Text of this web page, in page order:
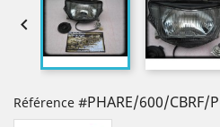

Référence #PHARE/600/CBRF/